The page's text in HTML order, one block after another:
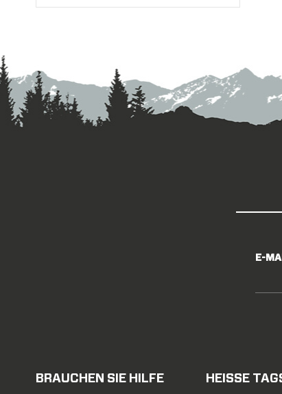
E-
BRAUCHEN SIE HILFE HEISSE TAGS